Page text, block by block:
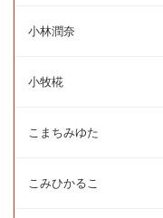
小林潤奈
小牧椛
こまちみゆた
こみひかるこ